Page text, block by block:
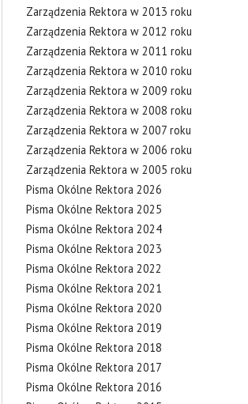
Zarządzenia Rektora w 2013 roku
Zarządzenia Rektora w 2012 roku
Zarządzenia Rektora w 2011 roku
Zarządzenia Rektora w 2010 roku
Zarządzenia Rektora w 2009 roku
Zarządzenia Rektora w 2008 roku
Zarządzenia Rektora w 2007 roku
Zarządzenia Rektora w 2006 roku
Zarządzenia Rektora w 2005 roku
Pisma Okólne Rektora 2026
Pisma Okólne Rektora 2025
Pisma Okólne Rektora 2024
Pisma Okólne Rektora 2023
Pisma Okólne Rektora 2022
Pisma Okólne Rektora 2021
Pisma Okólne Rektora 2020
Pisma Okólne Rektora 2019
Pisma Okólne Rektora 2018
Pisma Okólne Rektora 2017
Pisma Okólne Rektora 2016